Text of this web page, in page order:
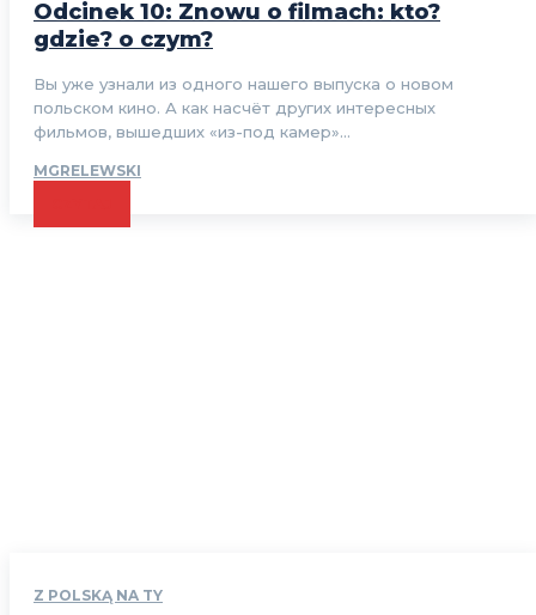
Odcinek 10: Znowu o filmach: kto?
gdzie? o czym?
Вы уже узнали из одного нашего выпуска о новом
польском кино. А как насчёт других интересных
фильмов, вышедших «из-под камер»...
MGRELEWSKI
Z POLSKĄ NA TY